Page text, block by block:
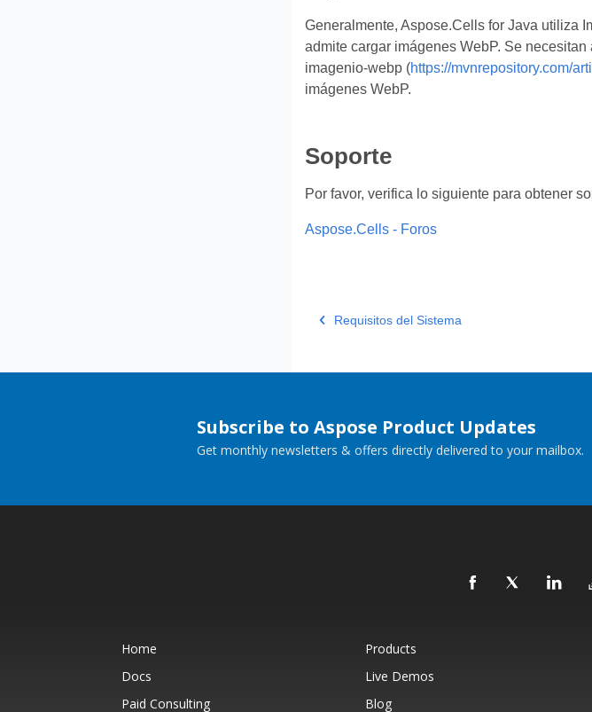
Generalmente, Aspose.Cells for Java utiliza
admite cargar imágenes WebP. Se
imagenio-webp (https://mvnrepository.com/
imágenes WebP.
Soporte
Por favor, verifica lo siguiente para obtener
Aspose.Cells - Foros
Requisitos del Sistema
Subscribe to Aspose Product Updates
Get monthly newsletters & offers directly delivered to your mailbox.
Home Products
Docs
Live Demos
Paid Consulting
Blog